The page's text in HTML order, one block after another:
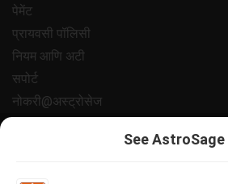
पेमेंट
प्रायवसी पॉलिसी
नियम आणि अटी
सपोर्ट
नोकरी@अस्ट्रोसेज
All copyrights reserved 2025
See AstroSage